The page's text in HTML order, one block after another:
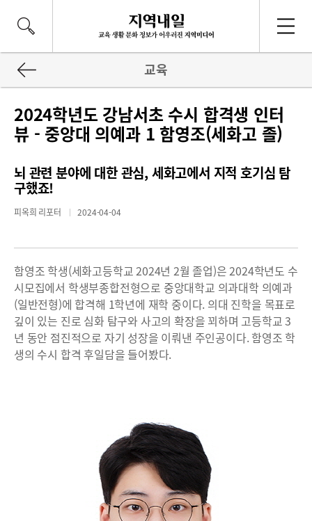
교육
2024학년도 강남서초 수시 합격생 인터
뷰 - 중앙대 의예과 1 함영조(세화고 졸)
뇌 관련 분야에 대한 관심, 세화고에서 지적 호기심 탐
구했죠!
피옥희 리포터 2024-04-04
함영조 학생(세화고등학교 2024년 2월 졸업)은 2024학년도 수
시모집에서 학생부종합전형으로 중앙대학교 의과대학 의예과
(일반전형)에 합격해 1학년에 재학 중이다. 의대 진학을 목표로
깊이 있는 진로 심화 탐구와 사고의 확장을 꾀하며 고등학교 3
년 동안 점진적으로 자기 성장을 이뤄낸 주인공이다. 함영조 학
생의 수시 합격 후일담을 들어봤다.